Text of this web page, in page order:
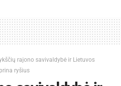
rajono savivaldybė ir Lietuvos
ryšius